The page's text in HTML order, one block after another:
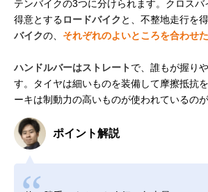
テンバイクの3つに分けられます。クロスバ
得意とするロードバイク と、不整地走行を
バイクの、 それぞれのよいところを合わせ
ハンドルバーはストレートで、誰もが握り
す。タイヤは細いものを装備して摩擦抵抗
ーキは制動力の高いものが使われているのが
ポイント解説